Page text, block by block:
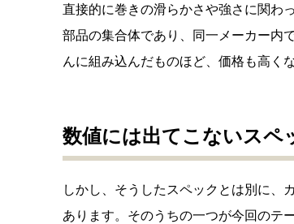
直接的に巻きの滑らかさや強さに関わ
部品の集合体であり、同一メーカー内
んに組み込んだものほど、価格も高く
数値には出てこないスペ
しかし、そうしたスペックとは別に、
あります。そのうちの一つが今回のテ